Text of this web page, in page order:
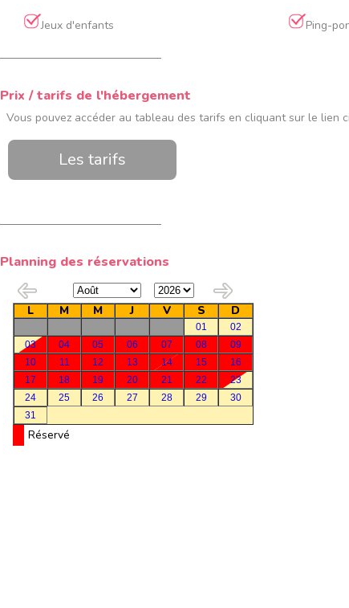
Jeux d'enfants Ping-
Prix / tarifs de l'hébergement
Vous pouvez accéder au tableau des tarifs en cliquant sur le lien
Les tarifs
Planning des réservations